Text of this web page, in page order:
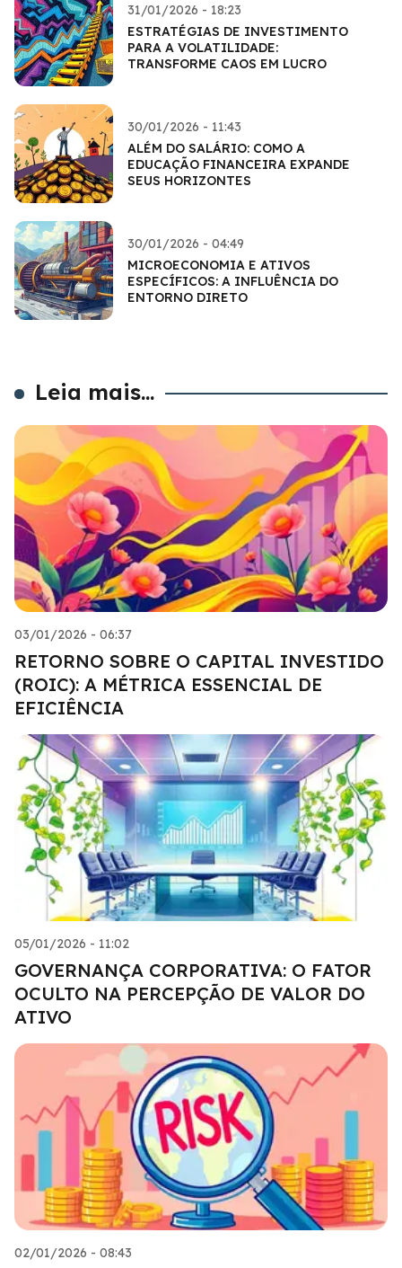
31/01/2026 - 18:23
ESTRATÉGIAS DE INVESTIMENTO
PARA A VOLATILIDADE:
TRANSFORME CAOS EM LUCRO
30/01/2026 - 11:43
ALÉM DO SALÁRIO: COMO A
EDUCAÇÃO FINANCEIRA EXPANDE
SEUS HORIZONTES
30/01/2026 - 04:49
MICROECONOMIA E ATIVOS
ESPECÍFICOS: A INFLUÊNCIA DO
ENTORNO DIRETO
Leia mais...
03/01/2026 - 06:37
RETORNO SOBRE O CAPITAL INVESTIDO
(ROIC): A MÉTRICA ESSENCIAL DE
EFICIÊNCIA
05/01/2026 - 11:02
GOVERNANÇA CORPORATIVA: O FATOR
OCULTO NA PERCEPÇÃO DE VALOR DO
ATIVO
02/01/2026 - 08:43